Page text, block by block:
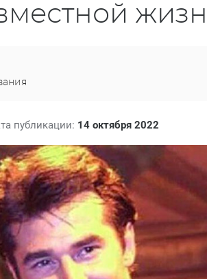
публикации: 14 октября 2022